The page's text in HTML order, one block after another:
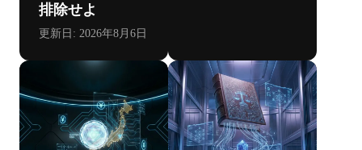
排除せよ
更新日: 2026年8月6日